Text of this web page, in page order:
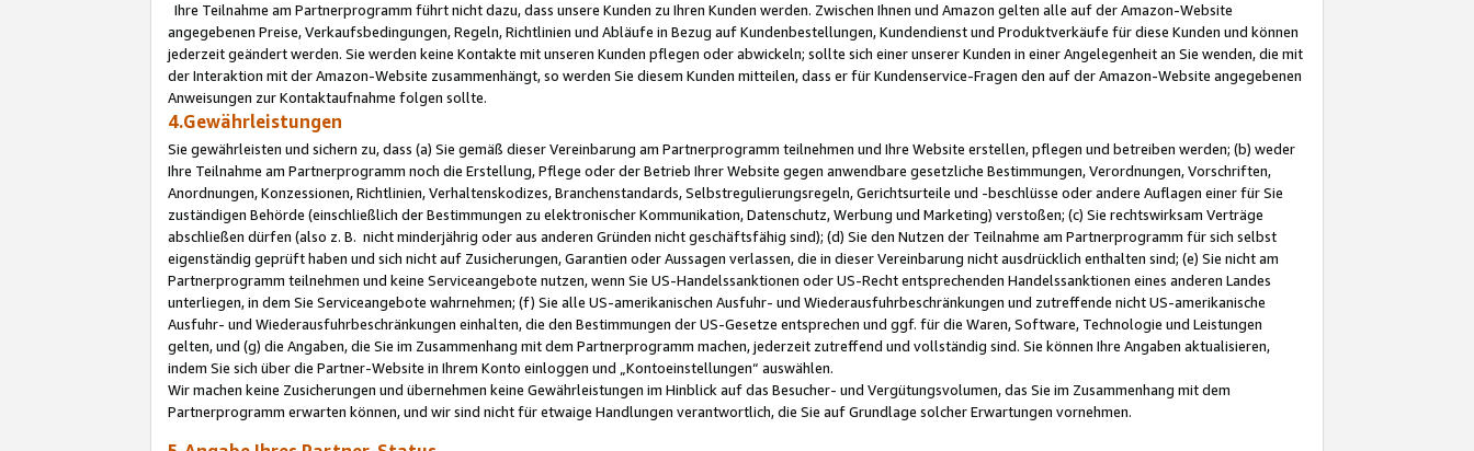
Ihre Teilnahme am Partnerprogramm führt nicht dazu, dass unsere Kunden zu Ihren Kunden werden. Zwischen Ihnen und Amazon gelten alle auf der Amazon-Website
angegebenen Preise, Verkaufsbedingungen, Regeln, Richtlinien und Abläufe in Bezug auf Kundenbestellungen, Kundendienst und Produktverkäufe für diese Kunden und können
jederzeit geändert werden. Sie werden keine Kontakte mit unseren Kunden pflegen oder abwickeln; sollte sich einer unserer Kunden in einer Angelegenheit an Sie wenden, die mit
der Interaktion mit der Amazon-Website zusammenhängt, so werden Sie diesem Kunden mitteilen, dass er für Kundenservice-Fragen den auf der Amazon-Website angegebenen
Anweisungen zur Kontaktaufnahme folgen sollte.
4.Gewährleistungen
Sie gewährleisten und sichern zu, dass (a) Sie gemäß dieser Vereinbarung am Partnerprogramm teilnehmen und Ihre Website erstellen, pflegen und betreiben werden; (b) weder
Ihre Teilnahme am Partnerprogramm noch die Erstellung, Pflege oder der Betrieb Ihrer Website gegen anwendbare gesetzliche Bestimmungen, Verordnungen, Vorschriften,
Anordnungen, Konzessionen, Richtlinien, Verhaltenskodizes, Branchenstandards, Selbstregulierungsregeln, Gerichtsurteile und -beschlüsse oder andere Auflagen einer für Sie
zuständigen Behörde (einschließlich der Bestimmungen zu elektronischer Kommunikation, Datenschutz, Werbung und Marketing) verstoßen; (c) Sie rechtswirksam Verträge
abschließen dürfen (also z. B. nicht minderjährig oder aus anderen Gründen nicht geschäftsfähig sind); (d) Sie den Nutzen der Teilnahme am Partnerprogramm für sich selbst
eigenständig geprüft haben und sich nicht auf Zusicherungen, Garantien oder Aussagen verlassen, die in dieser Vereinbarung nicht ausdrücklich enthalten sind; (e) Sie nicht am
Partnerprogramm teilnehmen und keine Serviceangebote nutzen, wenn Sie US-Handelssanktionen oder US-Recht entsprechenden Handelssanktionen eines anderen Landes
unterliegen, in dem Sie Serviceangebote wahrnehmen; (f) Sie alle US-amerikanischen Ausfuhr- und Wiederausfuhrbeschränkungen und zutreffende nicht US-amerikanische
Ausfuhr- und Wiederausfuhrbeschränkungen einhalten, die den Bestimmungen der US-Gesetze entsprechen und ggf. für die Waren, Software, Technologie und Leistungen
gelten, und (g) die Angaben, die Sie im Zusammenhang mit dem Partnerprogramm machen, jederzeit zutreffend und vollständig sind. Sie können Ihre Angaben aktualisieren,
indem Sie sich über die Partner-Website in Ihrem Konto einloggen und „Kontoeinstellungen“ auswählen.
Wir machen keine Zusicherungen und übernehmen keine Gewährleistungen im Hinblick auf das Besucher- und Vergütungsvolumen, das Sie im Zusammenhang mit dem
Partnerprogramm erwarten können, und wir sind nicht für etwaige Handlungen verantwortlich, die Sie auf Grundlage solcher Erwartungen vornehmen.